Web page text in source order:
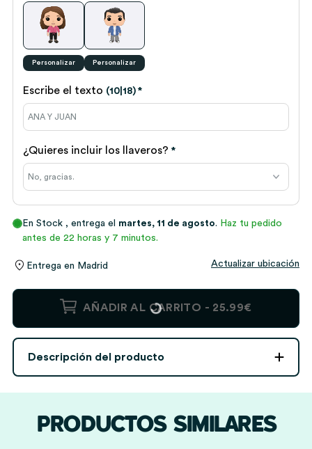
Personalizar Personalizar
Escribe el texto (10|18) *
¿Quieres incluir los llaveros? *
En Stock , entrega el martes, 11 de agosto. Haz tu pedido
antes de 22 horas y 7 minutos.
Entrega en Madrid Actualizar ubicación
Colgador
Llaves
con
Texto
cantidad
AÑADIR AL CARRITO - 25.99€
Descripción del producto
PRODUCTOS SIMILARES